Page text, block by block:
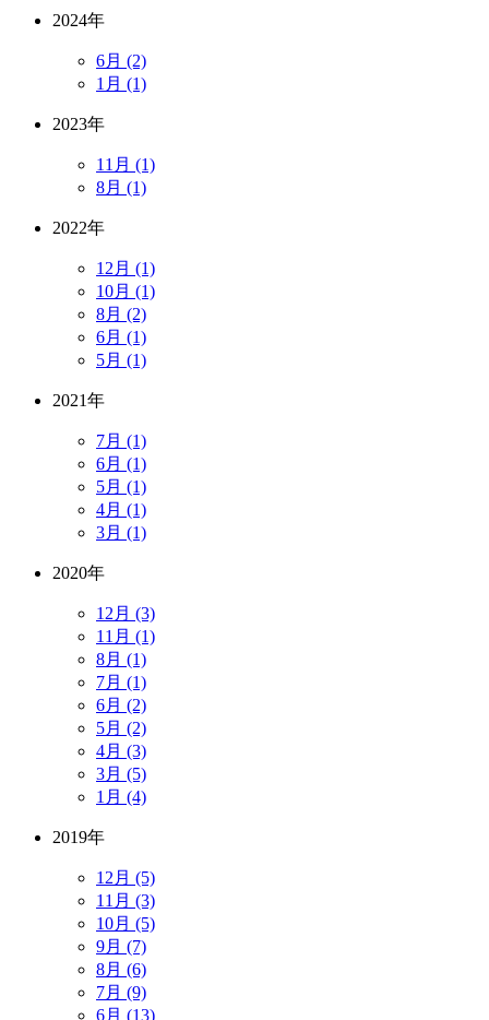
2024年
6月 (2)
1月 (1)
2023年
11月 (1)
8月 (1)
2022年
12月 (1)
10月 (1)
8月 (2)
6月 (1)
5月 (1)
2021年
7月 (1)
6月 (1)
5月 (1)
4月 (1)
3月 (1)
2020年
12月 (3)
11月 (1)
8月 (1)
7月 (1)
6月 (2)
5月 (2)
4月 (3)
3月 (5)
1月 (4)
2019年
12月 (5)
11月 (3)
10月 (5)
9月 (7)
8月 (6)
7月 (9)
6月 (13)